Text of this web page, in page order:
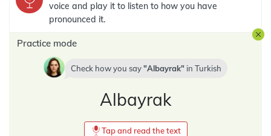
voice and play it to listen to how you have
pronounced it.
Practice mode
Check how you say Albayrak in Turkish
Albayrak
Tap and read the text